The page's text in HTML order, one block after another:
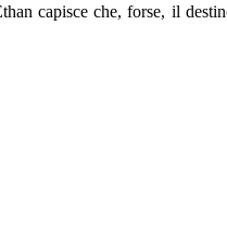
capisce che, forse, il